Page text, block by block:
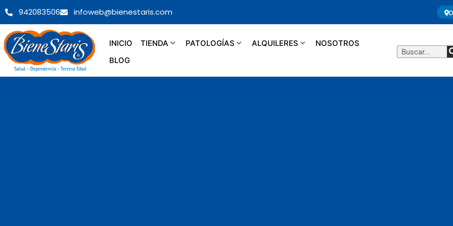
contenido
942083506 infoweb@bienestaris.com
INICIO TIENDA PATOLOGÍAS ALQUILERES
NOSOTROS
BLOG
Buscar